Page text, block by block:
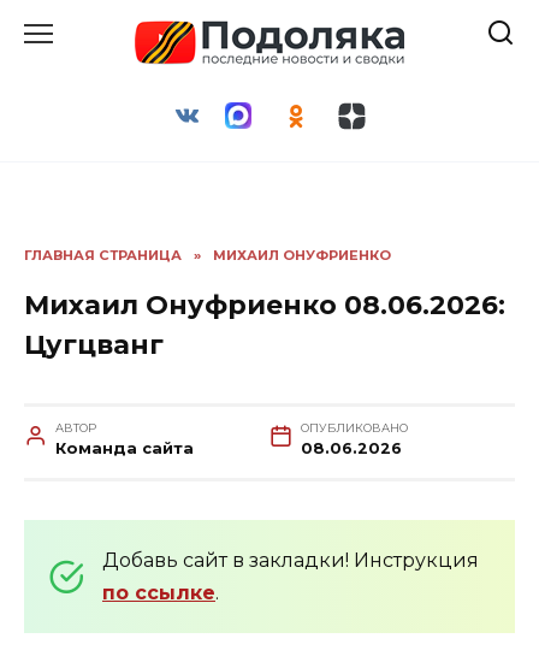
ГЛАВНАЯ СТРАНИЦА » МИХАИЛ ОНУФРИЕНКО
Михаил Онуфриенко 08.06.2026:
Цугцванг
АВТОР
Команда сайта
ОПУБЛИКОВАНО
08.06.2026
Добавь сайт в закладки! Инструкция
по ссылке.